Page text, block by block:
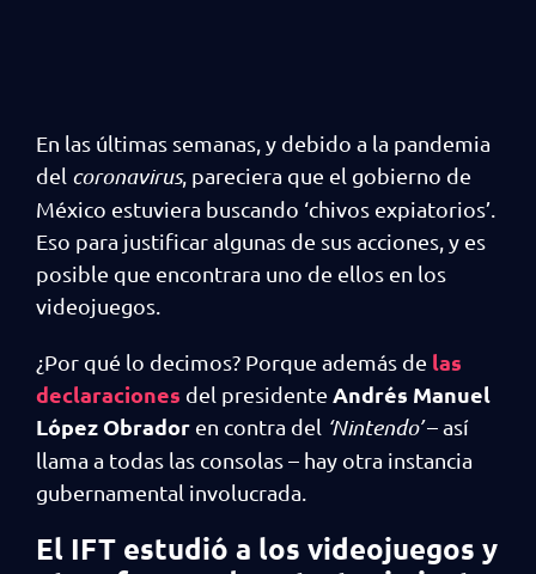
En las últimas semanas, y debido a la pandemia
del coronavirus, pareciera que el gobierno de
México estuviera buscando ‘chivos expiatorios’.
Eso para justificar algunas de sus acciones, y es
posible que encontrara uno de ellos en los
videojuegos.
¿Por qué lo decimos? Porque además de las
declaraciones del presidente Andrés Manuel
López Obrador en contra del ‘Nintendo’– así
llama a todas las consolas – hay otra instancia
gubernamental involucrada.
El IFT estudió a los videojuegos y